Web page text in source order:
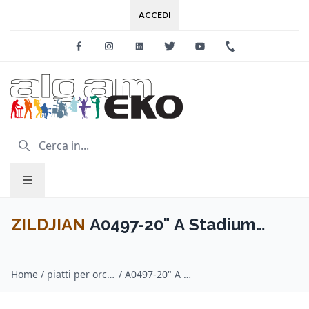
ACCEDI
FacebookInstagramLinkedinTwitter Youtube
ZILDJIAN A0497-20" A Stadium
Home / piatti per orchestra / ZILDJIAN / A0497-20" A Stadium Series Medium Heavy - Pair